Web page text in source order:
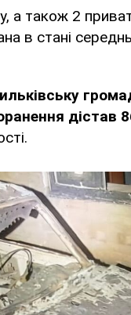
також 2
в стані
дістав